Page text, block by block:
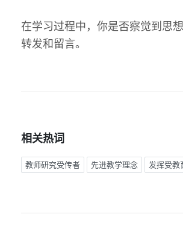
在学习过程中，你是否察觉到思
转发和留言。
相关热词
教师研究受传者 先进教学理念 发挥受教